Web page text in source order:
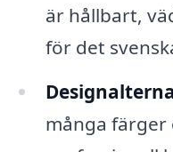
är hållbart,
för det
många färger